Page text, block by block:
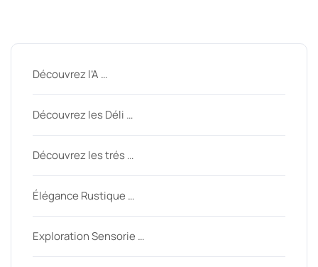
Découvrez l’A …
Découvrez les Déli …
Découvrez les trés …
Élégance Rustique …
Exploration Sensorie …